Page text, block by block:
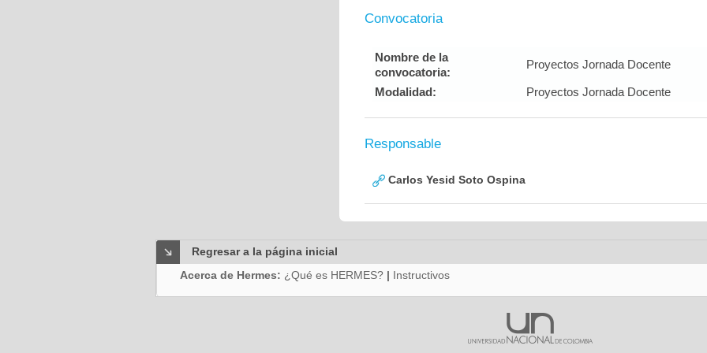
Convocatoria
Nombre de la
convocatoria:
Proyectos Jornada Docente
Modalidad: Proyectos Jornada Docente
Responsable
Carlos Yesid Soto Ospina
Regresar a la página inicial
Acerca de Hermes: ¿Qué es HERMES? | Instructivos